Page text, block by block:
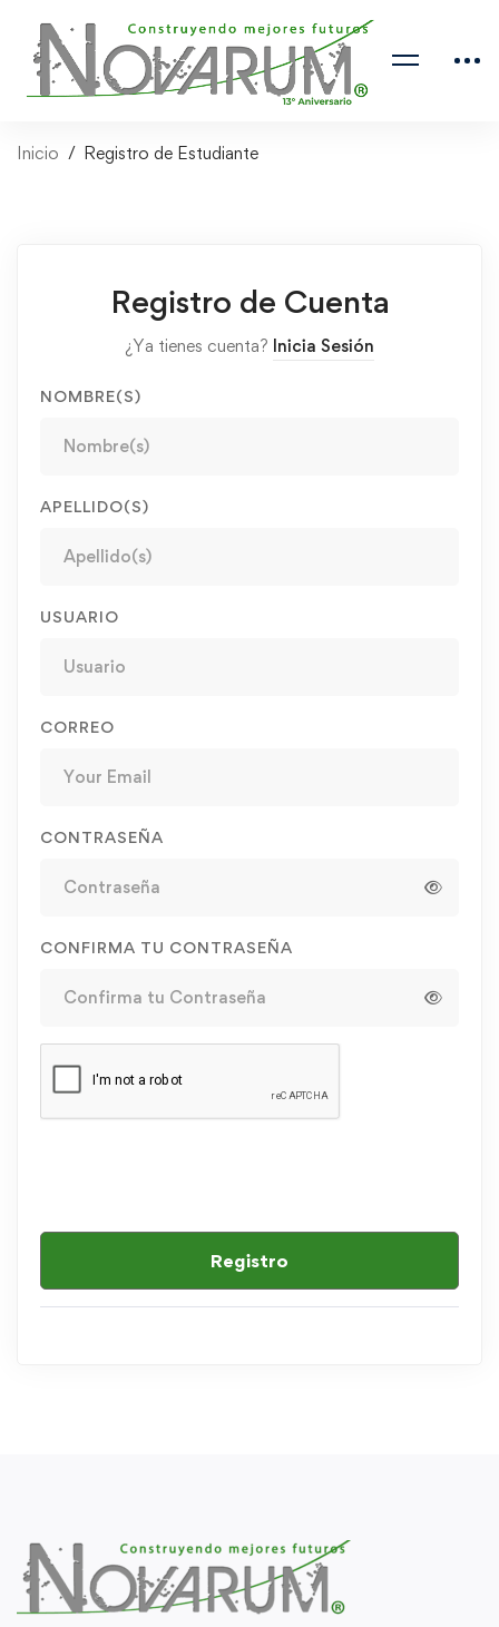
Inicio Registro de Estudiante
Registro de Cuenta
¿Ya tienes cuenta? Inicia Sesión
NOMBRE(S)
APELLIDO(S)
USUARIO
CORREO
CONTRASEÑA
CONFIRMA TU CONTRASEÑA
Registro